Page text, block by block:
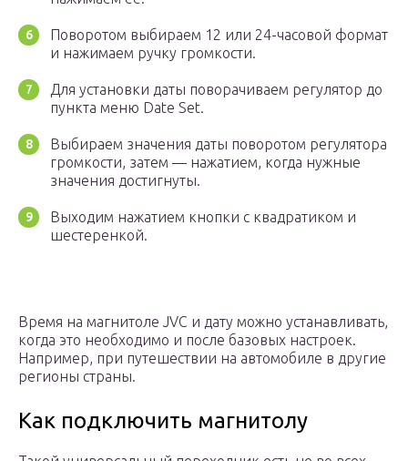
Поворотом выбираем 12 или 24-часовой формат
и нажимаем ручку громкости.
Для установки даты поворачиваем регулятор до
пункта меню Date Set.
Выбираем значения даты поворотом регулятора
громкости, затем — нажатием, когда нужные
значения достигнуты.
Выходим нажатием кнопки с квадратиком и
шестеренкой.
Время на магнитоле JVC и дату можно устанавливать,
когда это необходимо и после базовых настроек.
Например, при путешествии на автомобиле в другие
регионы страны.
Как подключить магнитолу